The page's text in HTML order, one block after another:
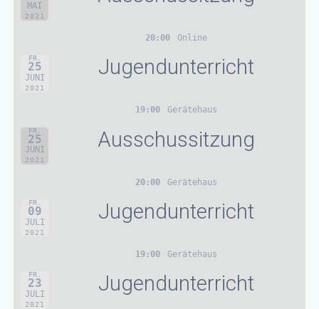
MAI
2021
20:00 Online
FR.
25
JUNI
2021
Jugendunterricht
19:00 Gerätehaus
FR.
25
JUNI
2021
Ausschussitzung
20:00 Gerätehaus
FR.
09
JULI
2021
Jugendunterricht
19:00 Gerätehaus
FR.
23
JULI
2021
Jugendunterricht